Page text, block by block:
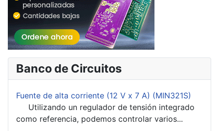
Banco de Circuitos
Fuente de alta corriente (12 V x 7 A) (MIN321S)
Utilizando un regulador de tensión integrado
como referencia, podemos controlar varios...